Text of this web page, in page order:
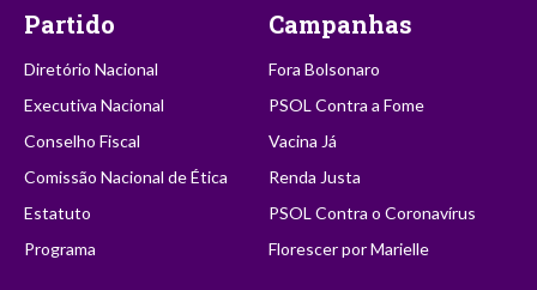
Partido
Diretório Nacional
Executiva Nacional
Conselho Fiscal
Comissão Nacional de Ética
Estatuto
Programa
Campanhas
Fora Bolsonaro
PSOL Contra a Fome
Vacina Já
Renda Justa
PSOL Contra o Coronavírus
Florescer por Marielle